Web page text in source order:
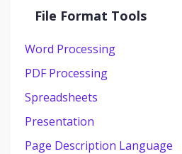
File Format Tools
Word Processing
PDF Processing
Spreadsheets
Presentation
Page Description Language